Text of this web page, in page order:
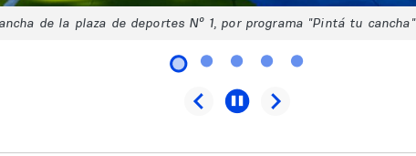
de la plaza de deportes Nº 1, por programa "Pintá tu cancha"